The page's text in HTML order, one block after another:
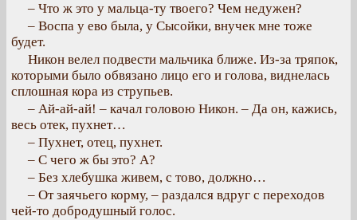
– Что ж это у мальца-ту твоего? Чем недужен?
– Воспа у ево была, у Сысойки, внучек мне тоже
будет.
Никон велел подвести мальчика ближе. Из-за тряпок,
которыми было обвязано лицо его и голова, виднелась
сплошная кора из струпьев.
– Ай-ай-ай! – качал головою Никон. – Да он, кажись,
весь отек, пухнет…
– Пухнет, отец, пухнет.
– С чего ж бы это? А?
– Без хлебушка живем, с тово, должно…
– От заячьего корму, – раздался вдруг с переходов
чей-то добродушный голос.